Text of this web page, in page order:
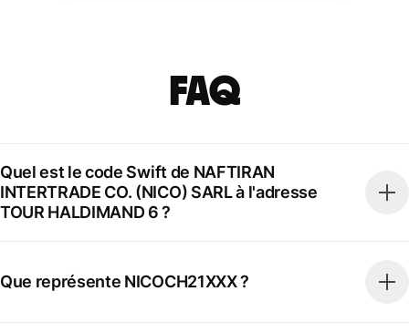
FAQ
Quel est le code Swift de NAFTIRAN
INTERTRADE CO. (NICO) SARL à l'adresse
TOUR HALDIMAND 6 ?
Que représente NICOCH21XXX ?